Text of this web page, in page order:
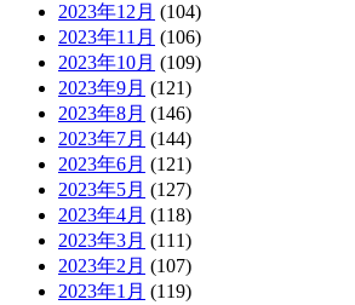
2023年12月 (104)
2023年11月 (106)
2023年10月 (109)
2023年9月 (121)
2023年8月 (146)
2023年7月 (144)
2023年6月 (121)
2023年5月 (127)
2023年4月 (118)
2023年3月 (111)
2023年2月 (107)
2023年1月 (119)